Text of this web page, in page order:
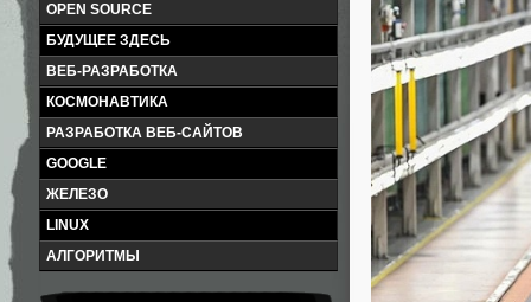
OPEN SOURCE
БУДУЩЕЕ ЗДЕСЬ
ВЕБ-РАЗРАБОТКА
КОСМОНАВТИКА
РАЗРАБОТКА ВЕБ-САЙТОВ
GOOGLE
ЖЕЛЕЗО
LINUX
АЛГОРИТМЫ